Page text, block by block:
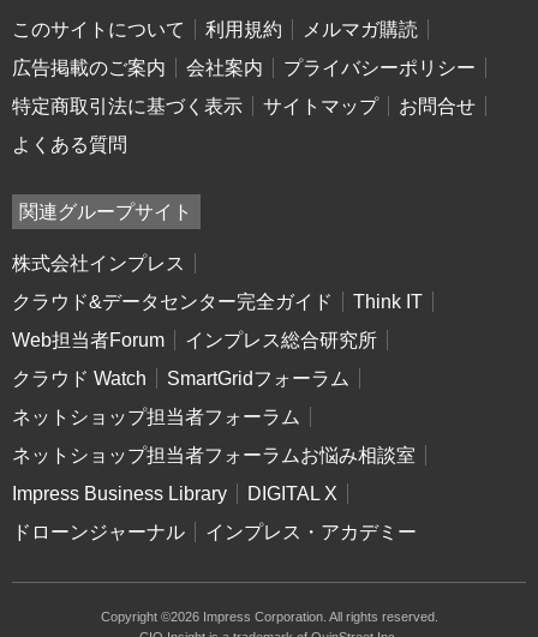
このサイトについて 利用規約
メルマガ購読
広告掲載のご案内
会社案内
プライバシーポリシー
特定商取引法に基づく表示
サイトマップ
お問合せ
よくある質問
関連グループサイト
株式会社インプレス
クラウド&データセンター完全ガイド
Think IT
Web担当者Forum
インプレス総合研究所
クラウド Watch
SmartGridフォーラム
ネットショップ担当者フォーラム
ネットショップ担当者フォーラムお悩み相談室
Impress Business Library
DIGITAL X
ドローンジャーナル
インプレス・アカデミー
Copyright ©2026 Impress Corporation. All rights reserved.